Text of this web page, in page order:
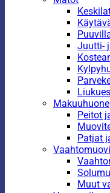
Juutti-
Makuuhuone
Peitot
Patjat
Muut